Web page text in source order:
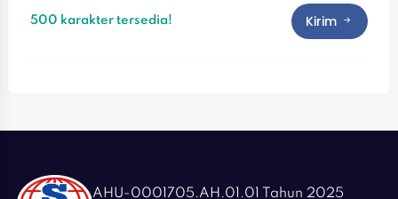
500 karakter tersedia! Kirim
AHU-0001705.AH.01.01 Tahun 2025